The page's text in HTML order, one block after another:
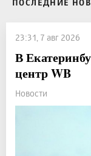
ПОСЛЕДНИЕ
23:31, 7 авг 2026
В
центр WB
Новости